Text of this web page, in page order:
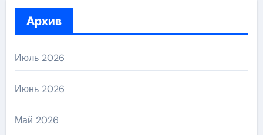
Архив
Июль 2026
Июнь 2026
Май 2026